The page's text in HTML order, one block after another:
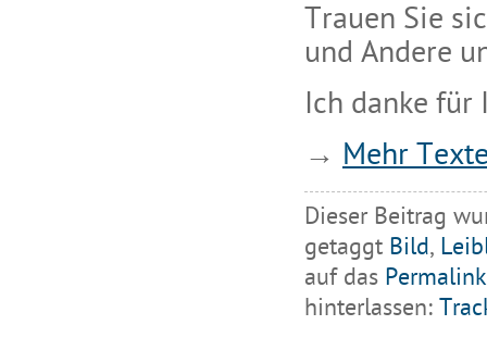
Trauen Sie
und Andere
Ich danke für
→ Mehr
Dieser Beitrag
getaggt Bild,
auf das Permalink
hinterlassen: